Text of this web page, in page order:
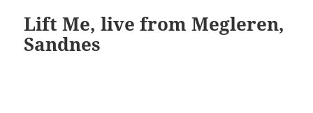
Lift Me, live from Megleren,
Sandnes